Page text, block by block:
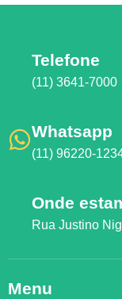
Telefone
(11) 3641-7000
Whatsapp
(11) 96220-
Onde
Rua Justino
Menu